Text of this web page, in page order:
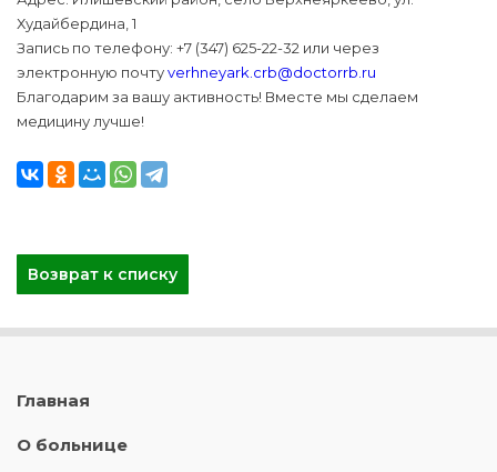
Худайбердина, 1
Запись по телефону: +7 (347) 625-22-32 или через
электронную почтуverhneyark.crb@doctorrb.ru
Благодарим за вашу активность! Вместе мы сделаем
медицину лучше!
Возврат к списку
Главная
О больнице